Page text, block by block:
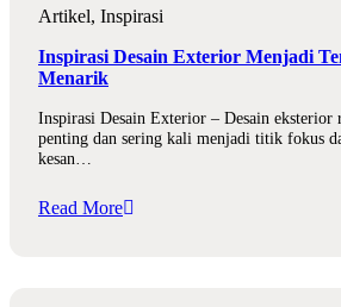
Artikel, Inspirasi
Inspirasi Desain Exterior Menjadi
Menarik
Inspirasi Desain Exterior – Desain eksterior
penting dan sering kali menjadi titik fokus
kesan…
Read More